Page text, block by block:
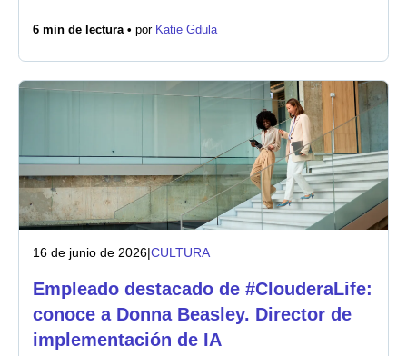
6 min de lectura • por Katie Gdula
16 de junio de 2026|CULTURA
Empleado destacado de #ClouderaLife:
conoce a Donna Beasley. Director de
implementación de IA